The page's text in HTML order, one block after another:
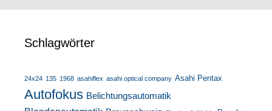
Schlagwörter
24x24 135 1968 asahiflex asahi optical company Asahi Pentax
Autofokus Belichtungsautomatik